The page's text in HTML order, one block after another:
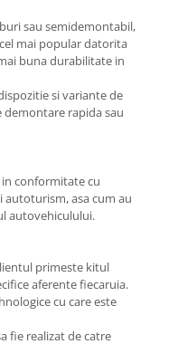
sau semidemontabil,
mai popular datorita
buna durabilitate in
si variante de
demontare rapida sau
conformitate cu
asa cum au
autovehiculului.
primeste kitul
aferente fiecaruia.
cu care este
fie realizat de catre